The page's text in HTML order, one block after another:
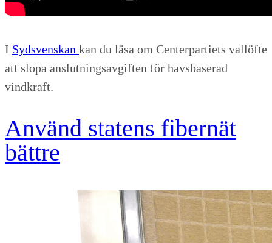
I Sydsvenskan kan du läsa om Centerpartiets vallöfte
att slopa anslutningsavgiften för havsbaserad
vindkraft.
Använd statens fibernät
bättre